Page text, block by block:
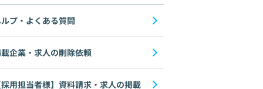
プ・よくある質問
企業・求人の削除依頼
用担当者様】資料請求・求人の掲載